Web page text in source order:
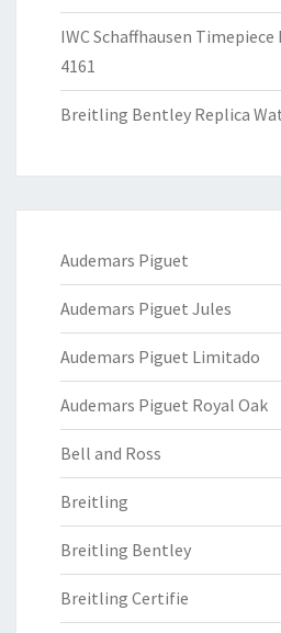
IWC Schaffhausen
4161
Breitling Bentley Replica
Audemars Piguet
Audemars Piguet Jules
Audemars Piguet Limitado
Audemars Piguet Royal Oak
Bell and Ross
Breitling
Breitling Bentley
Breitling Certifie